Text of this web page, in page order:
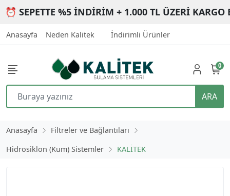
⏰ SEPETTE %5 İNDİRİM + 1.000 TL ÜZERİ KARGO
Anasayfa Neden Kalitek İndirimli Ürünler
ARA
0
Anasayfa
Filtreler ve Bağlantıları
Hidrosiklon (Kum) Sistemler
KALİTEK